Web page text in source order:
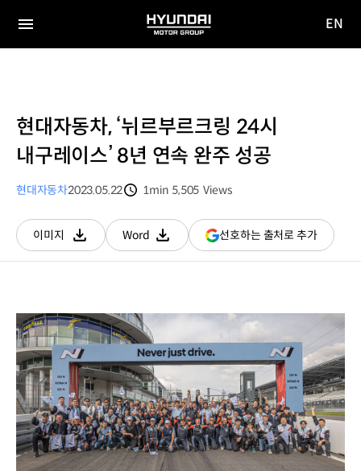
전체
HYUNDAI
MOTOR
EN
현대자동차, ‘뉘르부르크링 24시
내구레이스’ 8년 연속 완주 성공
현대자동차2023.05.22
1min 5,505 Views
이미지
다운로드
Word
다운로드
선호하는 출처로 추가(새
창